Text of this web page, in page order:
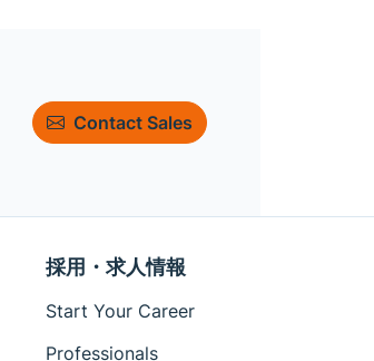
Contact Sales
採用・求人情報
Start Your Career
Professionals